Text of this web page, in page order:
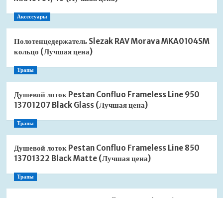
Аксессуары
Полотенцедержатель Slezak RAV Morava MKA0104SM
кольцо (Лучшая цена)
Трапы
Душевой лоток Pestan Confluo Frameless Line 950
13701207 Black Glass (Лучшая цена)
Трапы
Душевой лоток Pestan Confluo Frameless Line 850
13701322 Black Matte (Лучшая цена)
Трапы